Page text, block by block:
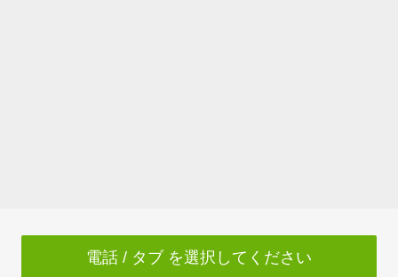
電話 / タブ を選択してください